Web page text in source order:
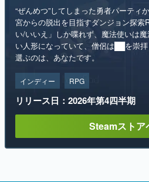
“ぜんめつ”してしまった勇者パーティ
宮からの脱出を目指すダンジョン探索
い/いいえ」しか喋れず、魔法使いは
い人形になっていて、僧侶は██を崇
選ぶのは、あなたです。
インディー RPG
リリース日：2026年第4四半期
Steamストア